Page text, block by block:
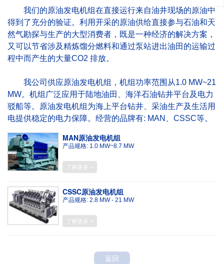
我们的原油发电机组在直接运行来自油井现场的原油中
得到了充分的验证。利用开采的原油供给直接参与石油和天
然气勘探与生产的大型消费者，既是一种经济的解决方案，
又可以节省涉及精炼馏分燃料和通过泵站进出油田的运输过
程中而产生的大量CO2 排放。
我公司供应原油发电机组，机组功率范围从1.0 MW~21
MW。机组广泛应用于陆地油田、海洋石油钻井平台及电力
驳船等。原油发电机组为海上平台钻井、采油生产及生活用
电提供稳定的电力保障。经营的品牌有: MAN、CSSC等。
MAN原油发电机组
产品规格: 1.0 MW~8.7 MW
了解更多 +
CSSC原油发电机组
产品规格: 2.8 MW - 21 MW
了解更多 +
返回